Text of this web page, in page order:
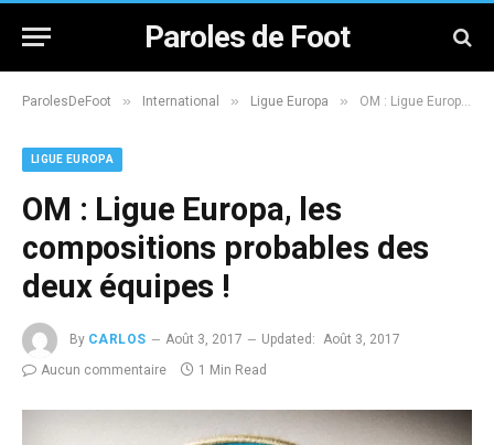
Paroles de Foot
ParolesDeFoot » International » Ligue Europa » OM : Ligue Europa, les compositions probables des deux équipes !
LIGUE EUROPA
OM : Ligue Europa, les
compositions probables des
deux équipes !
By CARLOS Août 3, 2017 Updated: Août 3, 2017
Aucun commentaire
1 Min Read